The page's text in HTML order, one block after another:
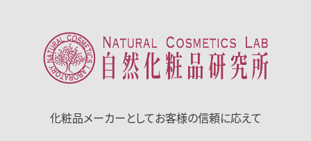
化粧品メーカーとしてお客様の信頼に応えて